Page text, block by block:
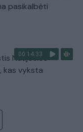
pasikalbėti
00:14:33
Naujosios
kas vyksta